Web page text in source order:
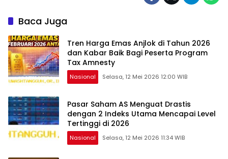
Baca Juga
Tren Harga Emas Anjlok di Tahun 2026
dan Kabar Baik Bagi Peserta Program
Tax Amnesty
Nasional Selasa, 12 Mei 2026 12:00 WIB
Pasar Saham AS Menguat Drastis
dengan 2 Indeks Utama Mencapai Level
Tertinggi di 2026
Nasional Selasa, 12 Mei 2026 11:34 WIB